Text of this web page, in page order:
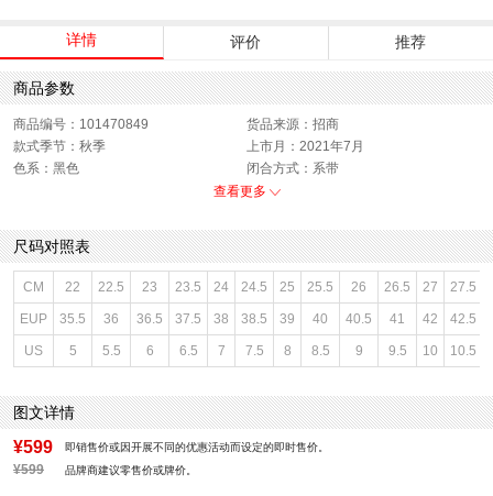
详情 评价 推荐
商品参数
商品编号：101470849
货品来源：招商
款式季节：秋季
上市月：2021年7月
色系：黑色
闭合方式：系带
销售季：21Q3
查看更多
尺码对照表
CM 22 22.5 23 23.5 24 24.5 25 25.5 26 26.5 27 27.5
EUP 35.5 36 36.5 37.5 38 38.5 39 40 40.5 41 42 42.5
US 5 5.5 6 6.5 7 7.5 8 8.5 9 9.5 10 10.5
图文详情
¥599 即销售价或因开展不同的优惠活动而设定的即时售价。
¥599 品牌商建议零售价或牌价。